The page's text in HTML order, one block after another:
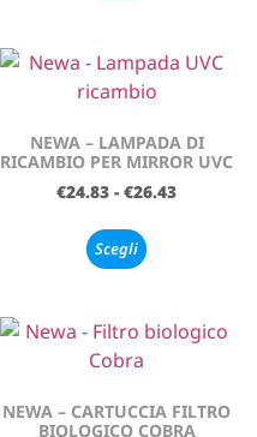
NEWA – LAMPADA DI
RICAMBIO PER MIRROR UVC
€24.83 - €26.43
Scegli
NEWA – CARTUCCIA FILTRO
BIOLOGICO COBRA